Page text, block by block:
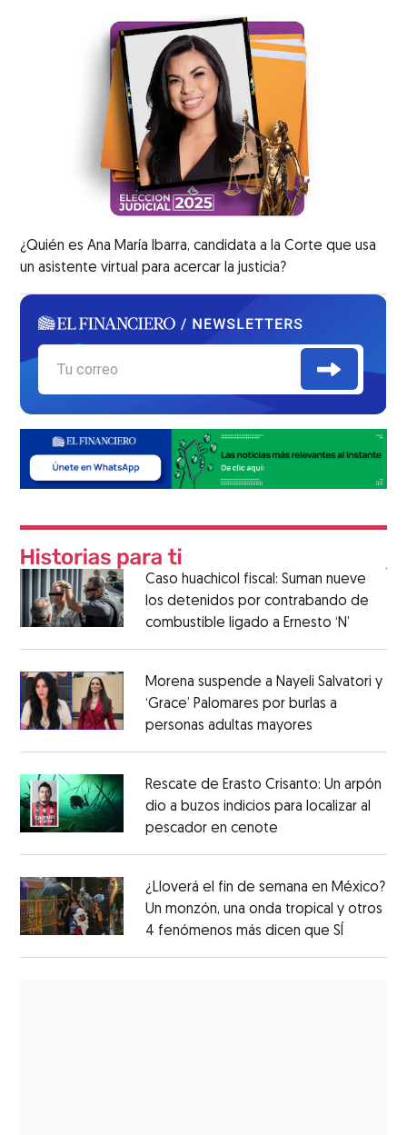
¿Quién es Ana María Ibarra, candidata a la Corte que usa
un asistente virtual para acercar la justicia?
Caso huachicol fiscal: Suman nueve
los detenidos por contrabando de
combustible ligado a Ernesto ‘N’
Morena suspende a Nayeli Salvatori y
‘Grace’ Palomares por burlas a
personas adultas mayores
Rescate de Erasto Crisanto: Un arpón
dio a buzos indicios para localizar al
pescador en cenote
¿Lloverá el fin de semana en México?
Un monzón, una onda tropical y otros
4 fenómenos más dicen que SÍ